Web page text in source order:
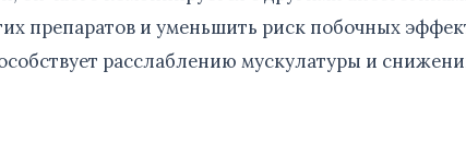
препаратов и уменьшить риск побочных
расслаблению мускулатуры и